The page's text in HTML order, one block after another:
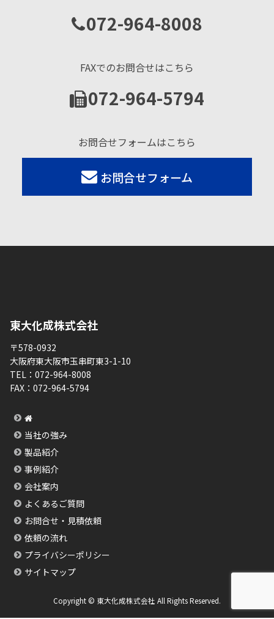
072-964-8008
FAXでのお問合せはこちら
072-964-5794
お問合せフォームはこちら
お問合せフォーム
東大化成株式会社
〒578-0932
大阪府東大阪市玉串町東3-1-10
TEL： 072-964-8008
FAX： 072-964-5794
当社の強み
製品紹介
事例紹介
会社案内
よくあるご質問
お問合せ・見積依頼
依頼の流れ
プライバシーポリシー
サイトマップ
Copyright © 東大化成株式会社 All Rights Reserved.